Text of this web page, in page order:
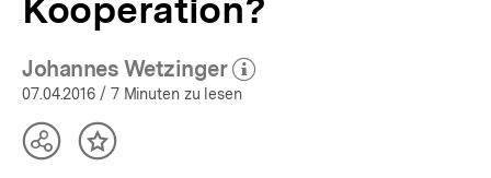
Kooperation?
Johannes Wetzinger
(Mehr zum Autor)
öffnen
07.04.2016 / 7 Minuten zu lesen
TeilenInhalt